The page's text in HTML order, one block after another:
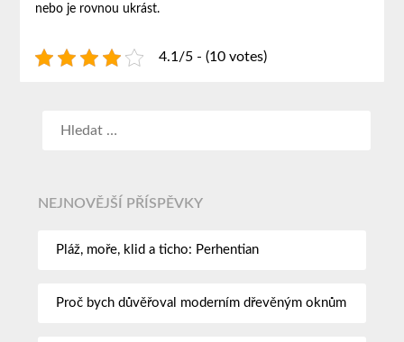
nebo je rovnou ukrást.
4.1/5 - (10 votes)
NEJNOVĚJŠÍ PŘÍSPĚVKY
Pláž, moře, klid a ticho: Perhentian
Proč bych důvěřoval moderním dřevěným oknům